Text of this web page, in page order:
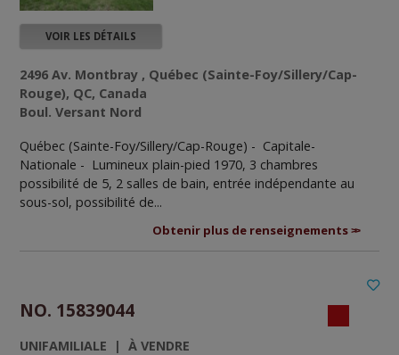
VOIR LES DÉTAILS
2496 Av. Montbray , Québec (Sainte-Foy/Sillery/Cap-
Rouge), QC, Canada
Boul. Versant Nord
Québec (Sainte-Foy/Sillery/Cap-Rouge) - Capitale-
Nationale - Lumineux plain-pied 1970, 3 chambres
possibilité de 5, 2 salles de bain, entrée indépendante au
sous-sol, possibilité de...
Obtenir plus de renseignements
NO. 15839044
UNIFAMILIALE | À VENDRE